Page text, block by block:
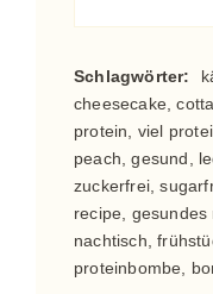
Schlagwörter:
cheesecake,
protein, viel
peach, gesund,
zuckerfrei,
recipe, gesundes
nachtisch,
proteinbombe,